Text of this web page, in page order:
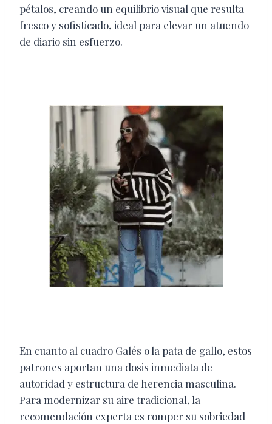
pétalos, creando un equilibrio visual que resulta
fresco y sofisticado, ideal para elevar un atuendo
de diario sin esfuerzo.
En cuanto al cuadro Galés o la pata de gallo, estos
patrones aportan una dosis inmediata de
autoridad y estructura de herencia masculina.
Para modernizar su aire tradicional, la
recomendación experta es romper su sobriedad